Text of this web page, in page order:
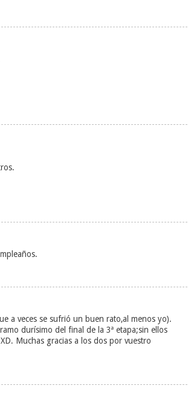
a veces se sufrió un buen rato,al menos yo).
durísimo del final de la 3ª etapa;sin ellos
Muchas gracias a los dos por vuestro